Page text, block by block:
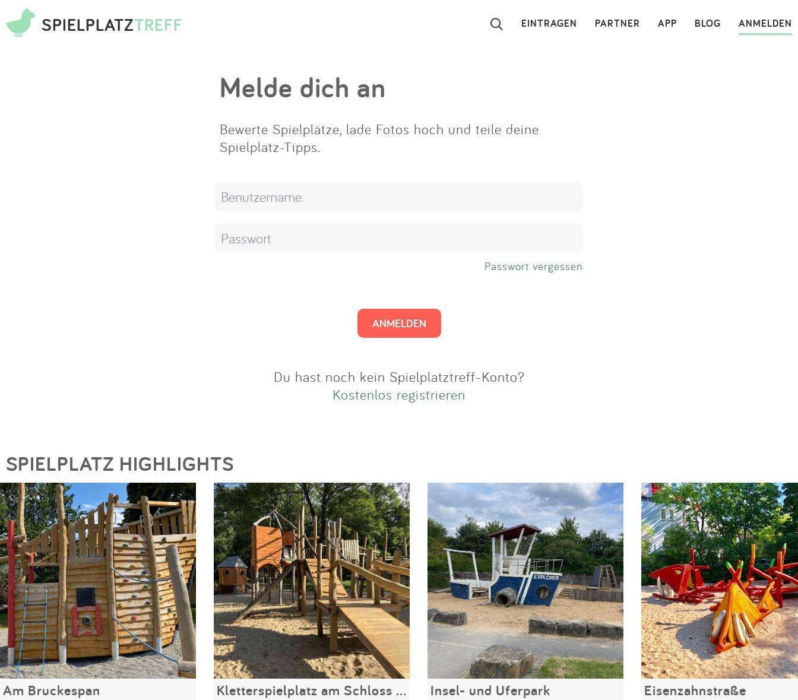
SPIELPLATZTREFF ANMELDEN
BLOG
APP
PARTNER
EINTRAGEN ×
App
Anmelden
Melde dich an
Bewerte Spielplätze, lade Fotos hoch und teile deine
Spielplatz-Tipps.
Passwort vergessen
Du hast noch kein Spielplatztreff-Konto?
Kostenlos registrieren
SPIELPLATZ HIGHLIGHTS
Am Bruckespan Kletterspielplatz am Schloss Rheydt Insel- und Uferpark Eisenzahnstraße